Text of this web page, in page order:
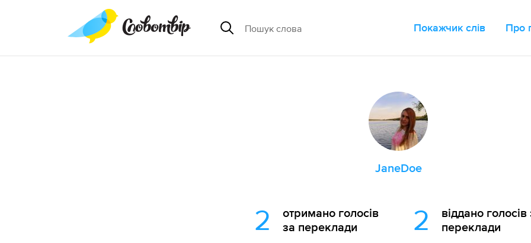
Покажчик слів Про
JaneDoe
2
отримано голосів
за переклади
2
віддано голосів
переклади